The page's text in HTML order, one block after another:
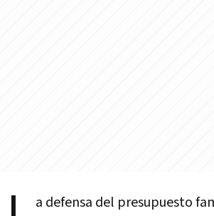
a defensa del presupuesto